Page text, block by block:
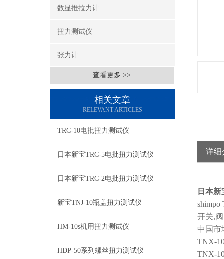
数显推拉力计
扭力测试仪
张力计
查看更多 >>
相关文章
RELEVANT ARTICLES
TRC-10电批扭力测试仪
日本新宝TRC-5电批扭力测试仪
日本新宝TRC-2电批扭力测试仪
新宝TNJ-10瓶盖扭力测试仪
HM-10s机用扭力测试仪
HDP-50系列螺丝扭力测试仪
详细
日本新
shimpo
开关,
中国市
TNX-
TNX-